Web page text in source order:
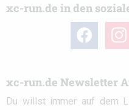
xc-run.de in den
facebook
xc-run.de Newsletter
Du willst immer auf dem